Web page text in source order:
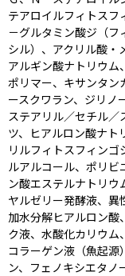
テアロイルフィトスフ
－グルタミン酸ジ（
シル）、アクリル酸・
アルギン酸ナトリウ
ポリマー、キサンタン
ースクワラン、ジリノ
ステアリル／セチル／
ツ、ヒアルロン酸ナト
リルフィトスフィン
ルアルコール、ポリビ
ン酸エステルナトリ
ヤルゼリー発酵液、異
加水分解ヒアルロン
ク液、水酸化カリウム
コラーゲン液（魚起源
ン、フェノキシエタノ